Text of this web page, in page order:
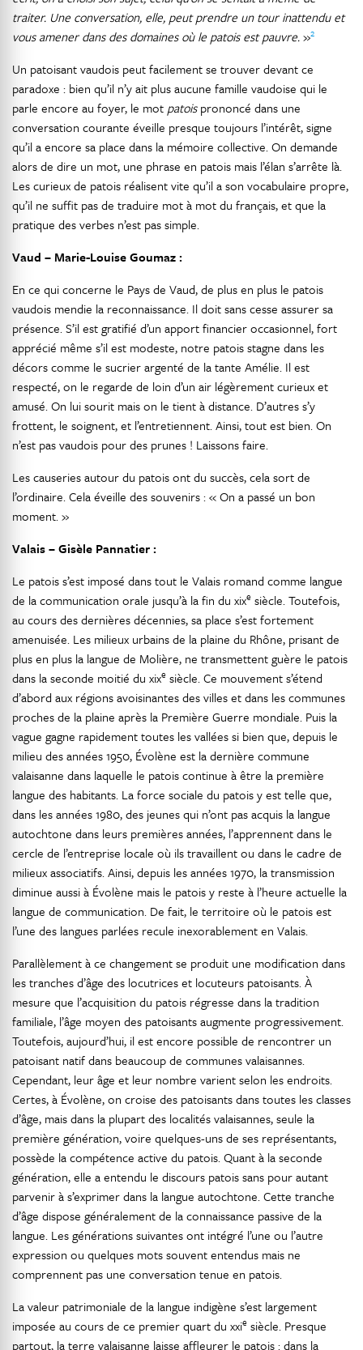
traiter. Une conversation, elle, peut prendre un tour inattendu et
vous amener dans des domaines où le patois est pauvre.»2
Un patoisant vaudois peut facilement se trouver devant ce
paradoxe : bien qu’il n’y ait plus aucune famille vaudoise qui le
parle encore au foyer, le mot patoisprononcé dans une
conversation courante éveille presque toujours l’intérêt, signe
qu’il a encore sa place dans la mémoire collective. On demande
alors de dire un mot, une phrase en patois mais l’élan s’arrête là.
Les curieux de patois réalisent vite qu’il a son vocabulaire propre,
qu’il ne suffit pas de traduire mot à mot du français, et que la
pratique des verbes n’est pas simple.
Vaud – Marie-Louise Goumaz :
En ce qui concerne le Pays de Vaud, de plus en plus le patois
vaudois mendie la reconnaissance. Il doit sans cesse assurer sa
présence. S’il est gratifié d’un apport financier occasionnel, fort
apprécié même s’il est modeste, notre patois stagne dans les
décors comme le sucrier argenté de la tante Amélie. Il est
respecté, on le regarde de loin d’un air légèrement curieux et
amusé. On lui sourit mais on le tient à distance. D’autres s’y
frottent, le soignent, et l’entretiennent. Ainsi, tout est bien. On
n’est pas vaudois pour des prunes ! Laissons faire.
Les causeries autour du patois ont du succès, cela sort de
l’ordinaire. Cela éveille des souvenirs : « On a passé un bon
moment. »
Valais – Gisèle Pannatier :
Le patois s’est imposé dans tout le Valais romand comme langue
de la communication orale jusqu’à la fin du xixe siècle. Toutefois,
au cours des dernières décennies, sa place s’est fortement
amenuisée. Les milieux urbains de la plaine du Rhône, prisant de
plus en plus la langue de Molière, ne transmettent guère le patois
dans la seconde moitié du xixe siècle. Ce mouvement s’étend
d’abord aux régions avoisinantes des villes et dans les communes
proches de la plaine après la Première Guerre mondiale. Puis la
vague gagne rapidement toutes les vallées si bien que, depuis le
milieu des années 1950, Évolène est la dernière commune
valaisanne dans laquelle le patois continue à être la première
langue des habitants. La force sociale du patois y est telle que,
dans les années 1980, des jeunes qui n’ont pas acquis la langue
autochtone dans leurs premières années, l’apprennent dans le
cercle de l’entreprise locale où ils travaillent ou dans le cadre de
milieux associatifs. Ainsi, depuis les années 1970, la transmission
diminue aussi à Évolène mais le patois y reste à l’heure actuelle la
langue de communication. De fait, le territoire où le patois est
l’une des langues parlées recule inexorablement en Valais.
Parallèlement à ce changement se produit une modification dans
les tranches d’âge des locutrices et locuteurs patoisants. À
mesure que l’acquisition du patois régresse dans la tradition
familiale, l’âge moyen des patoisants augmente progressivement.
Toutefois, aujourd’hui, il est encore possible de rencontrer un
patoisant natif dans beaucoup de communes valaisannes.
Cependant, leur âge et leur nombre varient selon les endroits.
Certes, à Évolène, on croise des patoisants dans toutes les classes
d’âge, mais dans la plupart des localités valaisannes, seule la
première génération, voire quelques-uns de ses représentants,
possède la compétence active du patois. Quant à la seconde
génération, elle a entendu le discours patois sans pour autant
parvenir à s’exprimer dans la langue autochtone. Cette tranche
d’âge dispose généralement de la connaissance passive de la
langue. Les générations suivantes ont intégré l’une ou l’autre
expression ou quelques mots souvent entendus mais ne
comprennent pas une conversation tenue en patois.
La valeur patrimoniale de la langue indigène s’est largement
imposée au cours de ce premier quart du xxie siècle. Presque
partout, la terre valaisanne laisse affleurer le patois : dans la